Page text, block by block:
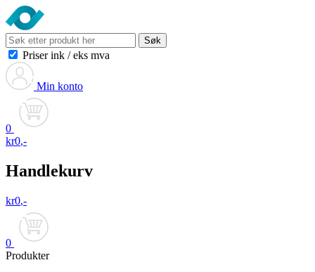
Søk
Priser ink / eks mva
Min konto
0
kr0,-
Handlekurv
kr0,-
0
Produkter